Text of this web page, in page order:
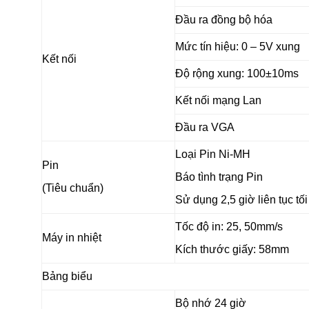
Kết nối
Đầu ra đồng bộ hóa
Mức tín hiệu: 0 – 5V xung
Độ rộng xung: 100±10ms
Kết nối mạng Lan
Đầu ra VGA
Pin
(Tiêu chuẩn)
Loại Pin Ni-MH
Báo tình trạng Pin
Sử dụng 2,5 giờ liên tục
Máy in nhiệt
Tốc độ in: 25, 50mm/s
Kích thước giấy: 58mm
Bảng biểu
Bộ nhớ 24 giờ